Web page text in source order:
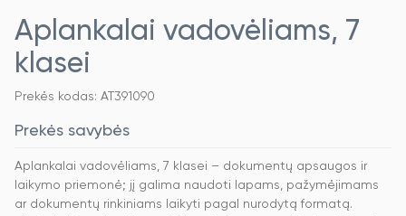
Aplankalai vadovėliams, 7
klasei
Prekės kodas: AT391090
Prekės savybės
Aplankalai vadovėliams, 7 klasei – dokumentų apsaugos ir
laikymo priemonė; jį galima naudoti lapams, pažymėjimams
ar dokumentų rinkiniams laikyti pagal nurodytą formatą.